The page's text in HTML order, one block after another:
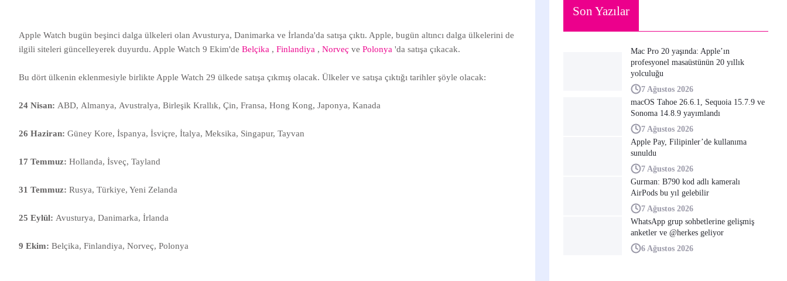
Apple Watch bugün beşinci dalga ülkeleri olan Avusturya, Danimarka ve İrlanda'da satışa çıktı. Apple, bugün altıncı dalga ülkelerini de
ilgili siteleri güncelleyerek duyurdu. Apple Watch 9 Ekim'de Belçika , Finlandiya , Norveç ve Polonya 'da satışa çıkacak.
Bu dört ülkenin eklenmesiyle birlikte Apple Watch 29 ülkede satışa çıkmış olacak. Ülkeler ve satışa çıktığı tarihler şöyle olacak:
24 Nisan: ABD, Almanya, Avustralya, Birleşik Krallık, Çin, Fransa, Hong Kong, Japonya, Kanada
26 Haziran: Güney Kore, İspanya, İsviçre, İtalya, Meksika, Singapur, Tayvan
17 Temmuz: Hollanda, İsveç, Tayland
31 Temmuz: Rusya, Türkiye, Yeni Zelanda
25 Eylül: Avusturya, Danimarka, İrlanda
9 Ekim: Belçika, Finlandiya, Norveç, Polonya
Son Yazılar
Mac Pro 20 yaşında: Apple’ın
profesyonel masaüstünün 20 yıllık
yolculuğu
7 Ağustos 2026
macOS Tahoe 26.6.1, Sequoia 15.7.9 ve
Sonoma 14.8.9 yayımlandı
7 Ağustos 2026
Apple Pay, Filipinler’de kullanıma
sunuldu
7 Ağustos 2026
Gurman: B790 kod adlı kameralı
AirPods bu yıl gelebilir
7 Ağustos 2026
WhatsApp grup sohbetlerine gelişmiş
anketler ve @herkes geliyor
6 Ağustos 2026